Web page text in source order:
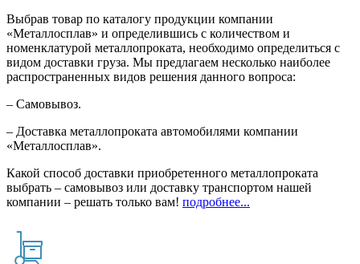
Выбрав товар по каталогу продукции компании
«Металлосплав» и определившись с количеством и
номенклатурой металлопроката, необходимо определиться с
видом доставки груза. Мы предлагаем несколько наиболее
распространенных видов решения данного вопроса:
– Самовывоз.
– Доставка металлопроката автомобилями компании
«Металлосплав».
Какой способ доставки приобретенного металлопроката
выбрать – самовывоз или доставку транспортом нашей
компании – решать только вам! подробнее...